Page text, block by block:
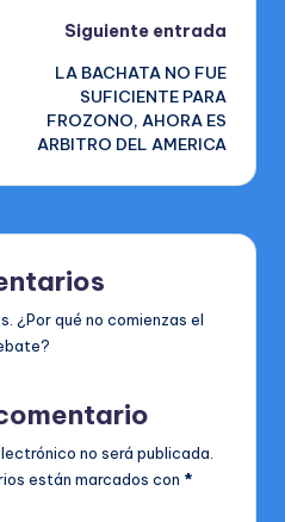
Siguiente entrada
LA BACHATA NO FUE
SUFICIENTE PARA
FROZONO, AHORA ES
ARBITRO DEL AMERICA
¿Por qué no comienzas el
no será publicada.
están marcados con *